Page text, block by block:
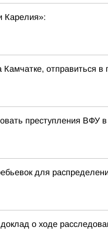
Карелия»:
отправиться
преступления ВФУ
для
о ходе